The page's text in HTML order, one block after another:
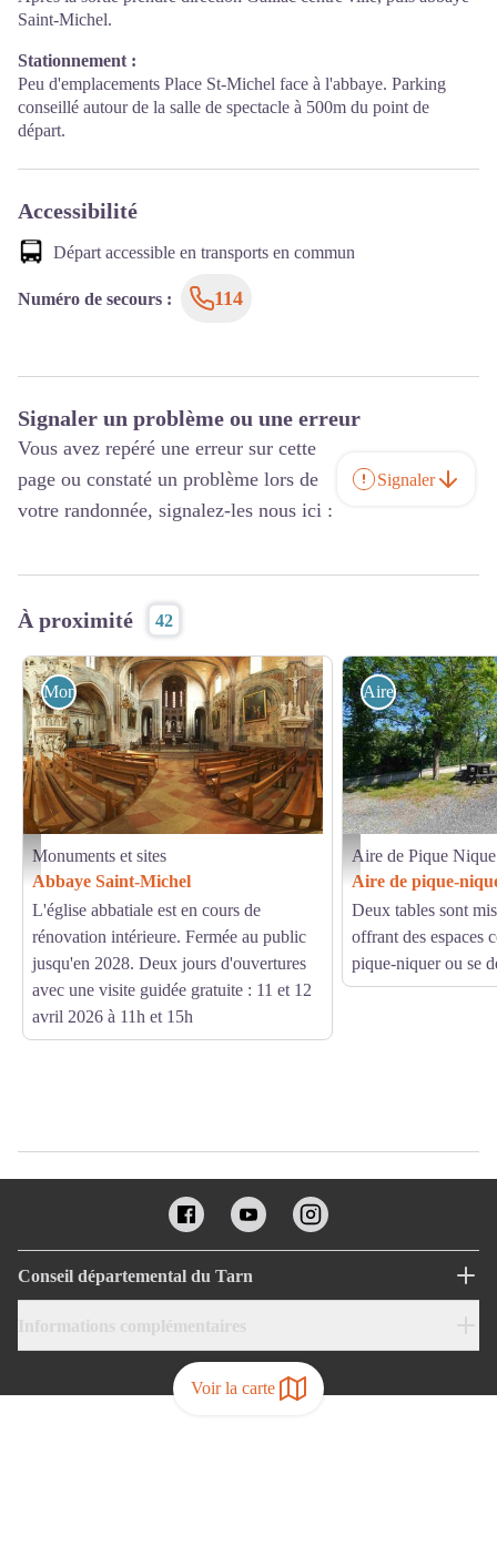
Voir la carte
Saint-Michel.
Stationnement :
Peu d'emplacements Place St-Michel face à l'abbaye. Parking
conseillé autour de la salle de spectacle à 500m du point de
départ.
Accessibilité
Départ accessible en transports en commun
Numéro de secours : 114
Signaler un problème ou une erreur
Vous avez repéré une erreur sur cette
page ou constaté un problème lors de
votre randonnée, signalez-les nous ici :
Signaler
À proximité 42
23 Abbaye Saint Michel_Gaillac
Monuments et sites
Monuments et sites
Abbaye Saint-Michel
L'église abbatiale est en cours de
rénovation intérieure. Fermée au public
jusqu'en 2028. Deux jours d'ouvertures
avec une visite guidée gratuite : 11 et 12
avril 2026 à 11h et 15h
Aire de pique-nique de
Aire de Pique
Aire de Pique Nique
Aire de pique-
Deux tables sont
offrant des espaces
pique-niquer ou se
Conseil départemental du Tarn
Informations complémentaires